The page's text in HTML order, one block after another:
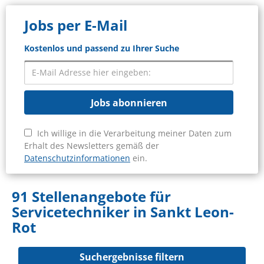
Jobs per E-Mail
Kostenlos und passend zu Ihrer Suche
Jobs abonnieren
Ich willige in die Verarbeitung meiner Daten zum
Erhalt des Newsletters gemäß der
Datenschutzinformationen ein.
91 Stellenangebote für
Servicetechniker in Sankt Leon-
Rot
Suchergebnisse filtern